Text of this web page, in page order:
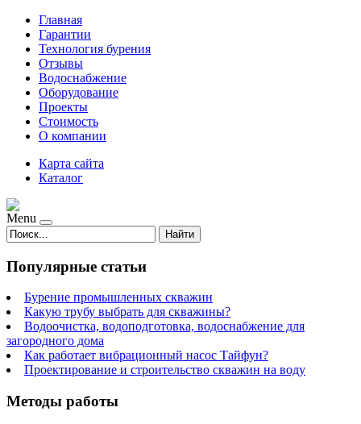
Главная
Гарантии
Технология бурения
Отзывы
Водоснабжение
Оборудование
Проекты
Стоимость
О компании
Карта сайта
Каталог
Menu
Найти
Популярные статьи
Бурение промышленных скважин
Какую трубу выбрать для скважины?
Водоочистка, водоподготовка, водоснабжение для
загородного дома
Как работает вибрационный насос Тайфун?
Проектирование и строительство скважин на воду
Методы работы